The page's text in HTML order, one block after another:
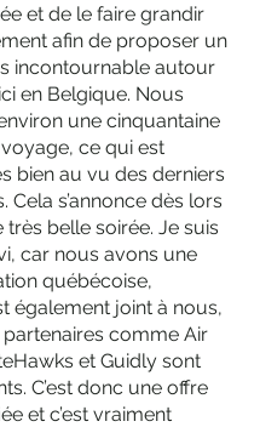
et de le faire grandir
afin de proposer un
incontournable autour
en Belgique. Nous
une cinquantaine
voyage, ce qui est
bien au vu des derniers
Cela s’annonce dès lors
belle soirée. Je suis
car nous avons une
québécoise,
également joint à nous,
comme Air
et Guidly sont
C’est donc une offre
et c’est vraiment